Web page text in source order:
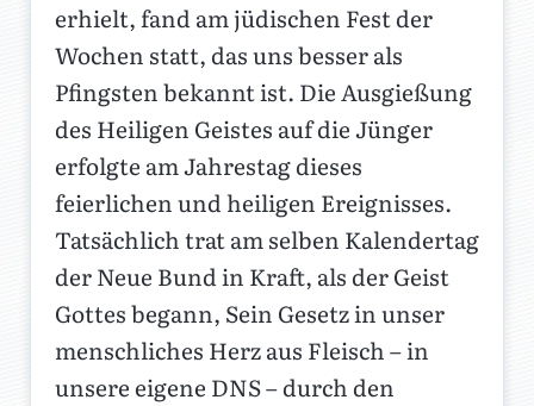
erhielt, fand am jüdischen Fest der
Wochen statt, das uns besser als
Pfingsten bekannt ist. Die Ausgießung
des Heiligen Geistes auf die Jünger
erfolgte am Jahrestag dieses
feierlichen und heiligen Ereignisses.
Tatsächlich trat am selben Kalendertag
der Neue Bund in Kraft, als der Geist
Gottes begann, Sein Gesetz in unser
menschliches Herz aus Fleisch – in
unsere eigene DNS – durch den